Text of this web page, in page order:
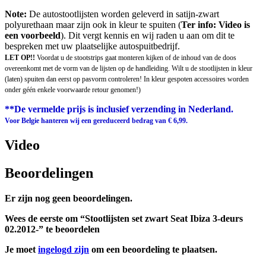
Note: De autostootlijsten worden geleverd in satijn-zwart
polyurethaan maar zijn ook in kleur te spuiten (Ter info: Video is
een voorbeeld). Dit vergt kennis en wij raden u aan om dit te
bespreken met uw plaatselijke autospuitbedrijf.
LET OP!! Voordat u de stootstrips gaat monteren kijken of de inhoud van de doos
overeenkomt met de vorm van de lijsten op de handleiding. Wilt u de stootlijsten in kleur
(laten) spuiten dan eerst op pasvorm controleren! In kleur gespoten accessoires worden
onder géén enkele voorwaarde retour genomen!)
**De vermelde prijs is inclusief verzending in Nederland.
Voor Belgie hanteren wij een gereduceerd bedrag van € 6,99.
Video
Beoordelingen
Er zijn nog geen beoordelingen.
Wees de eerste om “Stootlijsten set zwart Seat Ibiza 3-deurs
02.2012-” te beoordelen
Je moet ingelogd zijn om een beoordeling te plaatsen.